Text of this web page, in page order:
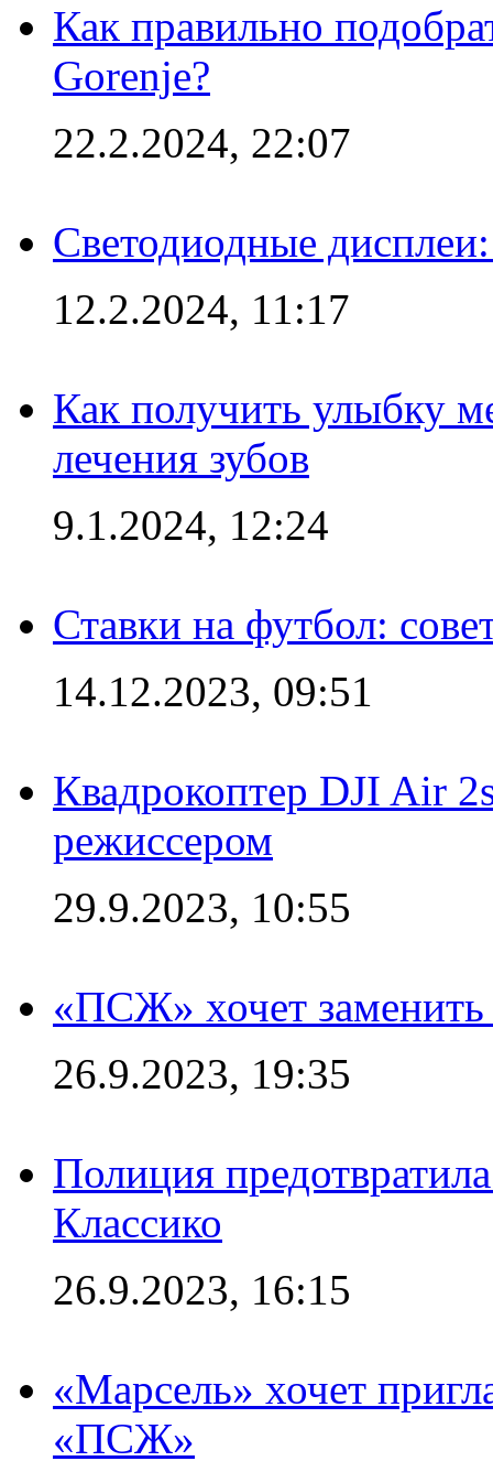
Как правильно
Gorenje?
22.2.2024, 22:07
Светодиодные
12.2.2024, 11:17
Как получить улыбку
лечения зубов
9.1.2024, 12:24
Ставки на футбол:
14.12.2023, 09:51
Квадрокоптер DJI Air
режиссером
29.9.2023, 10:55
«ПСЖ» хочет
26.9.2023, 19:35
Полиция
Классико
26.9.2023, 16:15
«Марсель» хочет
«ПСЖ»